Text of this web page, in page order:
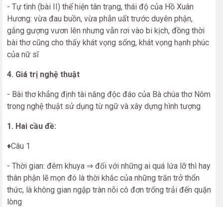
- Tự tình (bài II) thể hiện tân trạng, thái độ của Hồ Xuân
Hương: vừa đau buồn, vừa phẫn uất trước duyên phận,
gắng gượng vươn lên nhưng vẫn rơi vào bi kịch, đồng thời
bài thơ cũng cho thấy khát vọng sống, khát vọng hạnh phúc
của nữ sĩ
4. Giá trị nghệ thuật
- Bài thơ khẳng định tài năng độc đáo của Bà chúa thơ Nôm
trong nghệ thuật sử dụng từ ngữ và xây dựng hình tượng
1. Hai cầu đề:
♦Câu 1
- Thời gian: đêm khuya ⇒ đối với những ai quá lứa lỡ thì hay
thân phận lẽ mọn đó là thời khắc của những trăn trở thổn
thức, là không gian ngập tràn nỗi cô đơn trống trải đến quặn
lòng